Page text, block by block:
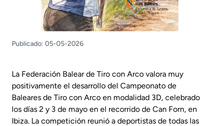
Publicado: 05-05-2026
La Federación Balear de Tiro con Arco valora muy
positivamente el desarrollo del Campeonato de
Baleares de Tiro con Arco en modalidad 3D, celebrado
los días 2 y 3 de mayo en el recorrido de Can Forn, en
Ibiza. La competición reunió a deportistas de todas las